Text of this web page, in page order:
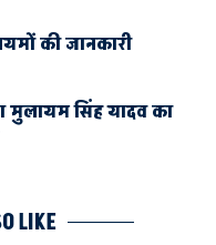
की जानकारी
मुलायम सिंह यादव का
LIKE